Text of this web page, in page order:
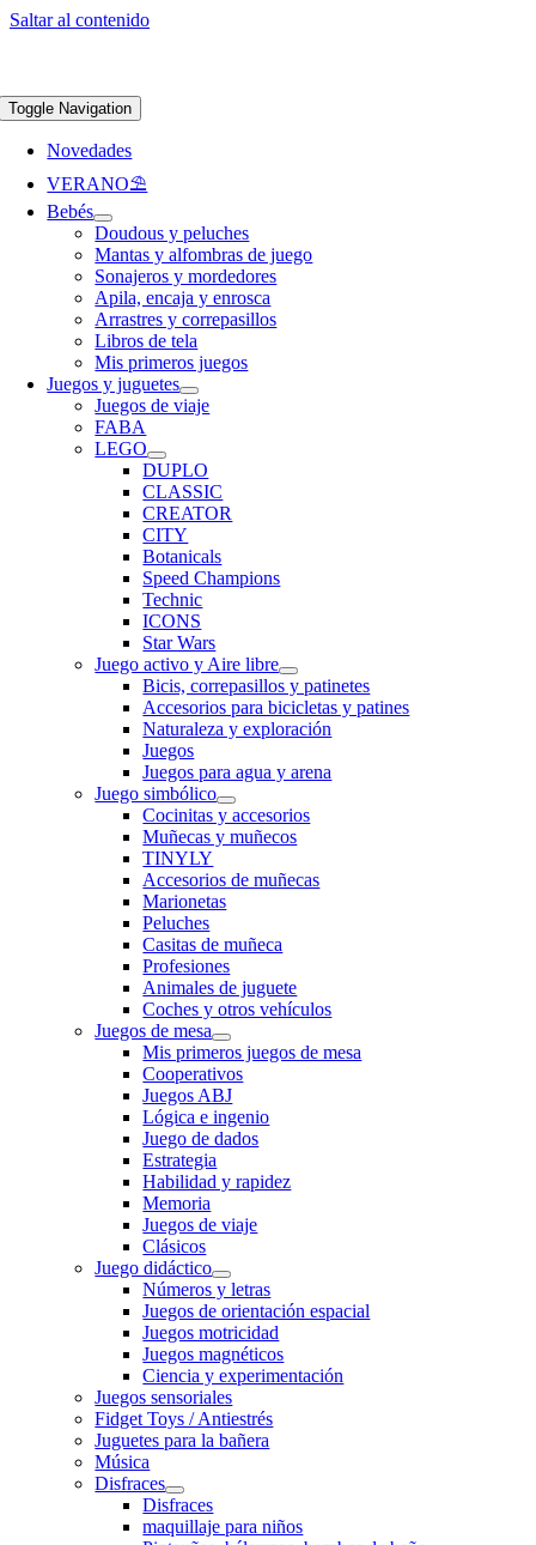
Saltar al contenido
Toggle Navigation
Novedades
VERANO⛱️​
Bebés
Doudous y peluches
Mantas y alfombras de juego
Sonajeros y mordedores
Apila, encaja y enrosca
Arrastres y correpasillos
Libros de tela
Mis primeros juegos
Juegos y juguetes
Juegos de viaje
FABA
LEGO
DUPLO
CLASSIC
CREATOR
CITY
Botanicals
Speed Champions
Technic
ICONS
Star Wars
Juego activo y Aire libre
Bicis, correpasillos y patinetes
Accesorios para bicicletas y patines
Naturaleza y exploración
Juegos
Juegos para agua y arena
Juego simbólico
Cocinitas y accesorios
Muñecas y muñecos
TINYLY
Accesorios de muñecas
Marionetas
Peluches
Casitas de muñeca
Profesiones
Animales de juguete
Coches y otros vehículos
Juegos de mesa
Mis primeros juegos de mesa
Cooperativos
Juegos ABJ
Lógica e ingenio
Juego de dados
Estrategia
Habilidad y rapidez
Memoria
Juegos de viaje
Clásicos
Juego didáctico
Números y letras
Juegos de orientación espacial
Juegos motricidad
Juegos magnéticos
Ciencia y experimentación
Juegos sensoriales
Fidget Toys / Antiestrés
Juguetes para la bañera
Música
Disfraces
Disfraces
maquillaje para niños